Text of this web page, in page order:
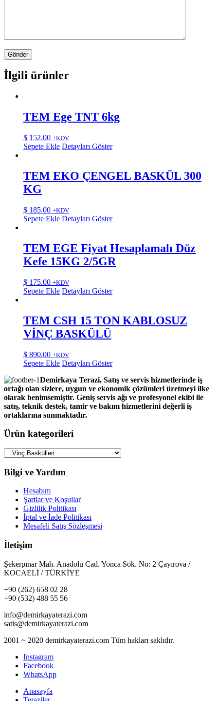
İlgili ürünler
TEM Ege TNT 6kg
$ 152.00 +KDV
Sepete Ekle Detayları Göster
TEM EKO ÇENGEL BASKÜL 300
KG
$ 185.00 +KDV
Sepete Ekle Detayları Göster
TEM EGE Fiyat Hesaplamalı Düz
Kefe 15KG 2/5GR
$ 175.00 +KDV
Sepete Ekle Detayları Göster
TEM CSH 15 TON KABLOSUZ
VİNÇ BASKÜLÜ
$ 890.00 +KDV
Sepete Ekle Detayları Göster
Demirkaya Terazi, Satış ve servis hizmetlerinde iş
ortağı olan sizlere, uygun ve ekonomik çözümleri üretmeyi ilke
olarak benimsemiştir. Geniş servis ağı ve profesyonel ekibi ile
satış, teknik destek, tamir ve bakım hizmetlerini değerli iş
ortaklarına sunmaktadır.
Ürün kategorileri
Bilgi ve Yardım
Hesabım
Şartlar ve Koşullar
Gizlilik Politikası
İptal ve İade Politikası
Mesafeli Satış Sözleşmesi
İletişim
Şekerpınar Mah. Anadolu Cad. Yonca Sok. No: 2 Çayırova /
KOCAELİ / TÜRKİYE
+90 (262) 658 02 28
+90 (532) 488 55 56
info@demirkayaterazi.com
satis@demirkayaterazi.com
2001 ~ 2020 demirkayaterazi.com Tüm hakları saklıdır.
Instagram
Facebook
WhatsApp
Anasayfa